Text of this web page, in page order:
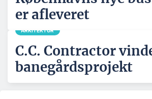
er afleveret
ARKITEKTUR
C.C. Contractor
banegårdsprojekt